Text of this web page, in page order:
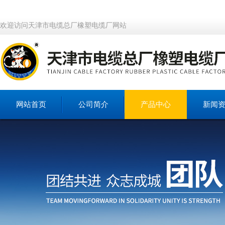
欢迎访问天津市电缆总厂橡塑电缆厂网站
网站首页 公司简介 产品中心 新闻